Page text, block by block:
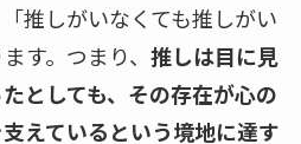
推しがいなくても推しがい
す。つまり、 推しは目に見
としても、その存在が心の
えているという境地に達す